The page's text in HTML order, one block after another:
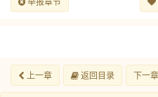
上一章 返回目录 下一章